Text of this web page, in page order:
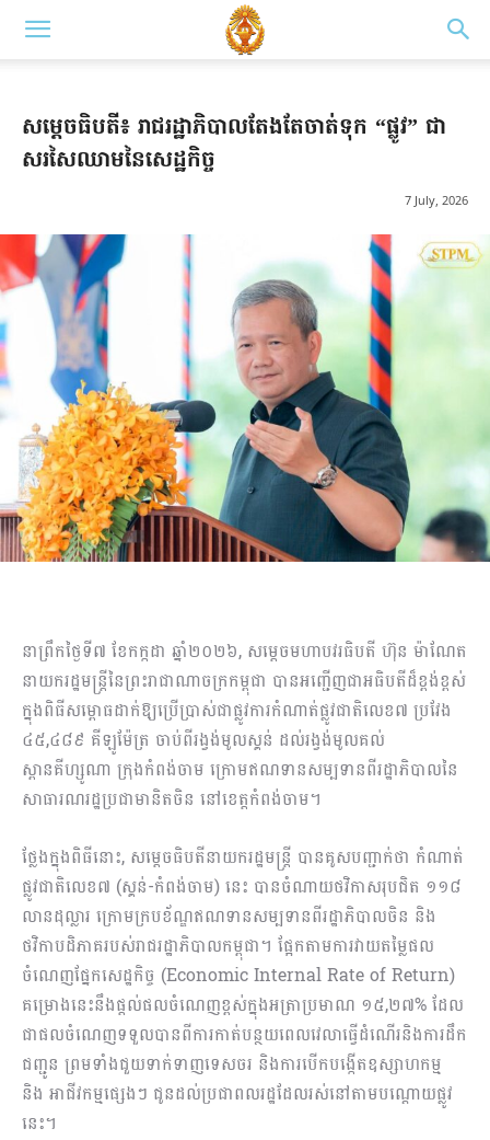
សម្ដេចធិបតី៖ រាជរដ្ឋាភិបាលតែងតែចាត់ទុក “ផ្លូវ” ជា
សរសៃឈាមនៃសេដ្ឋកិច្ច
7 July, 2026
នាព្រឹកថ្ងៃទី៧ ខែកក្កដា ឆ្នាំ២០២៦, សម្តេចមហាបវរធិបតី ហ៊ុន ម៉ាណែត
នាយករដ្ឋមន្ត្រីនៃព្រះរាជាណាចក្រកម្ពុជា បានអញ្ជើញជាអធិបតីដ៏ខ្ពង់ខ្ពស់
ក្នុងពិធីសម្ពោធដាក់ឱ្យប្រើប្រាស់ជាផ្លូវការកំណាត់ផ្លូវជាតិលេខ៧ ប្រវែង
៤៥,៤៨៩ គីឡូម៉ែត្រ ចាប់ពីរង្វង់មូលស្គន់ ដល់រង្វង់មូលគល់
ស្ពានគីហ្សូណា ក្រុងកំពង់ចាម ក្រោមឥណទានសម្បទានពីរដ្ឋាភិបាលនៃ
សាធារណរដ្ឋប្រជាមានិតចិន នៅខេត្តកំពង់ចាម។
ថ្លែងក្នុងពិធីនោះ, សម្តេចធិបតីនាយករដ្ឋមន្ត្រី បានគូសបញ្ជាក់ថា កំណាត់
ផ្លូវជាតិលេខ៧​ (ស្គន់-កំពង់ចាម) នេះ បានចំណាយថវិកាសរុបជិត ១១៨
លានដុល្លារ ក្រោមក្របខ័ណ្ឌឥណទានសម្បទានពីរដ្ឋាភិបាលចិន និង
ថវិកាបដិភាគរបស់រាជរដ្ឋាភិបាលកម្ពុជា។ ផ្អែកតាមការវាយតម្លៃផល
ចំណេញផ្នែកសេដ្ឋកិច្ច (Economic Internal Rate of Return)
គម្រោងនេះនឹងផ្តល់ផលចំណេញខ្ពស់ក្នុងអត្រាប្រមាណ ១៥,២៧% ដែល
ជាផលចំណេញទទួលបានពីការកាត់បន្ថយពេលវេលាធ្វើដំណើរនិងការដឹក
ជញ្ជូន ព្រមទាំងជួយទាក់ទាញទេសចរ និងការបើកបង្កើតឧស្សាហកម្ម
និង​ អាជីវកម្មផ្សេងៗ ជូនដល់ប្រជាពលរដ្ឋដែលរស់នៅតាមបណ្ដោយផ្លូវ
នេះ។